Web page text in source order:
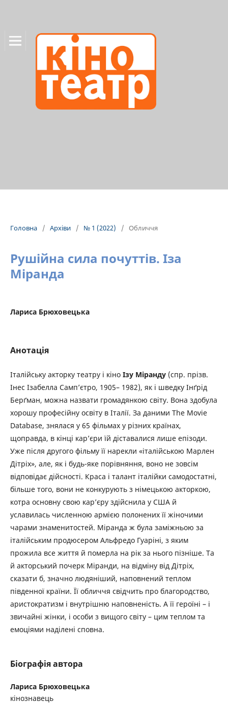
Головна / Архіви / № 1 (2022) / Обличчя
Рушійна сила почуттів. Іза
Міранда
Лариса Брюховецька
Анотація
Італійську акторку театру і кіно Ізу Міранду (спр. прізв.
Інес Ізабелла Самп’єтро, 1905– 1982), як і шведку Інґрід
Берґман, можна назвати громадянкою світу. Вона здобула
хорошу професійну освіту в Італії. За даними The Movie
Database, знялася у 65 фільмах у різних країнах,
щоправда, в кінці кар’єри їй діставалися лише епізоди.
Уже після другого фільму її нарекли «італійською Марлен
Дітріх», але, як і будь-яке порівняння, воно не зовсім
відповідає дійсності. Краса і талант італійки самодостатні,
більше того, вони не конкурують з німецькою акторкою,
котра основну свою кар’єру здійснила у США й
уславилась численною армією полонених її жіночими
чарами знаменитостей. Міранда ж була заміжньою за
італійським продюсером Альфредо Гуаріні, з яким
прожила все життя й померла на рік за нього пізніше. Та
й акторський почерк Міранди, на відміну від Дітріх,
сказати б, значно людяніший, наповнений теплом
південної країни. Її обличчя свідчить про благородство,
аристократизм і внутрішню наповненість. А її героїні – і
звичайні жінки, і особи з вищого світу – цим теплом та
емоціями наділені сповна.
Біографія автора
Лариса Брюховецька
кінознавець